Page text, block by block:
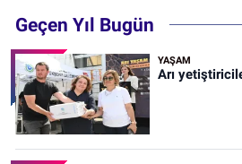
Geçen Yıl Bugün
YAŞAM
Arı